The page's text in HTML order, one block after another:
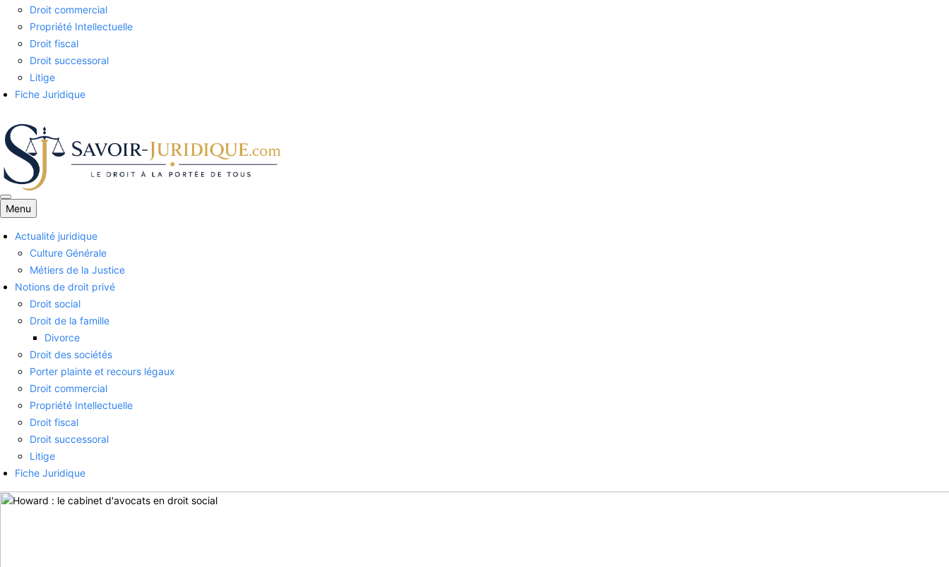
Droit commercial
Propriété Intellectuelle
Droit fiscal
Droit successoral
Litige
Fiche Juridique
Savoirs juridiques
Menu
Actualité juridique
Culture Générale
Métiers de la Justice
Notions de droit privé
Droit social
Droit de la famille
Divorce
Droit des sociétés
Porter plainte et recours légaux
Droit commercial
Propriété Intellectuelle
Droit fiscal
Droit successoral
Litige
Fiche Juridique